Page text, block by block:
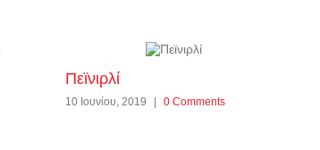
Πεϊνιρλί
10 Ιουνίου, 2019 | 0 Comments